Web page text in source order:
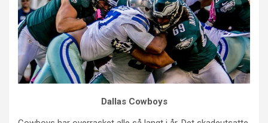
Dallas Cowboys